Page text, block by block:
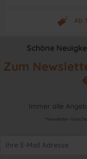
Ab
Schöne
Zum
Immer alle
*Newsletter-